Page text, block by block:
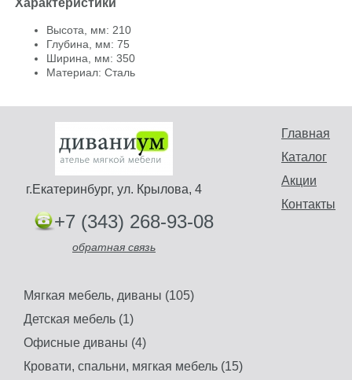
Высота, мм: 210
Глубина, мм: 75
Ширина, мм: 350
Материал: Сталь
Главная
Каталог
Акции
Контакты
г.Екатеринбург, ул. Крылова, 4
+7 (343) 268-93-08
обратная связь
Мягкая мебель, диваны (105)
Детская мебель (1)
Офисные диваны (4)
Кровати, спальни, мягкая мебель (15)